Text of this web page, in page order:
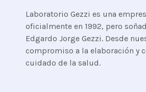
Laboratorio Gezzi es una
oficialmente en 1992, pero
Edgardo Jorge Gezzi. Desde
compromiso a la elaboración y
cuidado de la salud.